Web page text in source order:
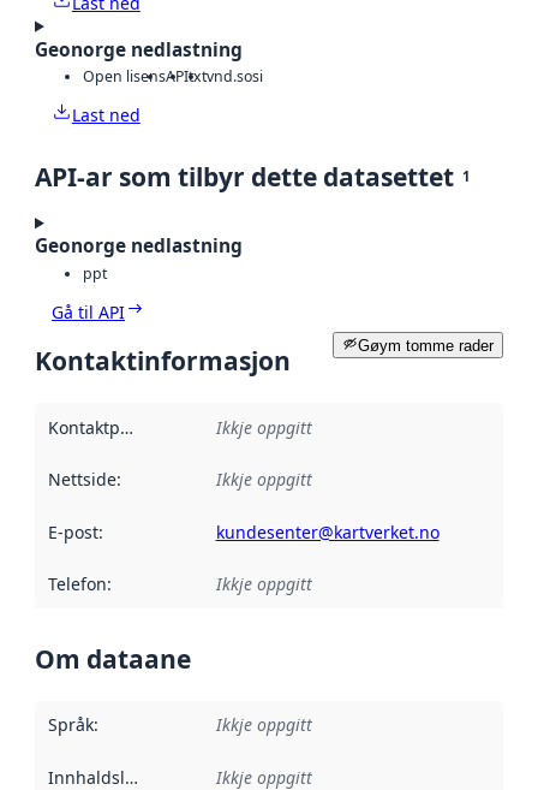
Geonorge nedlastning
Open lisensAPItxtvnd.sosi
Last ned
API-ar som tilbyr dette datasettet 1
Geonorge nedlastning
ppt
Gå til API
Gøym tomme rader
Kontaktinformasjon
Kontaktpunkt Ikkje oppgitt
Nettside: Ikkje oppgitt
E-post: kundesenter@kartverket.no
Telefon: Ikkje oppgitt
Om dataane
Språk: Ikkje oppgitt
Innhaldsleverandørar :
Ikkje oppgitt